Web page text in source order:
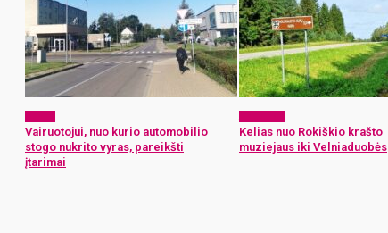
Vairuotojui, nuo kurio automobilio
stogo nukrito vyras, pareikšti
įtarimai
Kelias nuo Rokiškio krašto
muziejaus iki Velniaduobės